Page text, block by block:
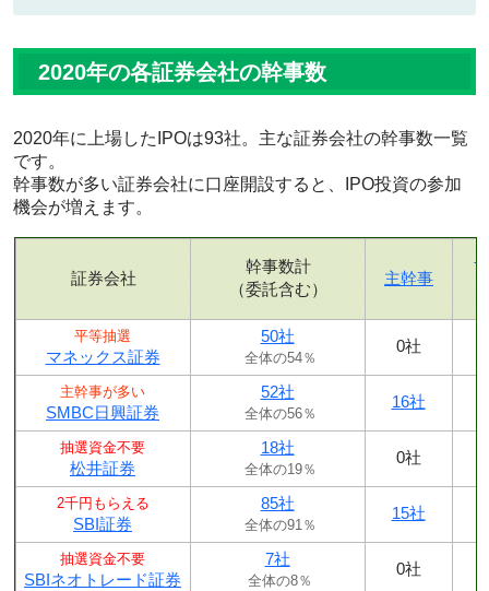
2020年の各証券会社の幹事数
2020年に上場したIPOは93社。主な証券会社の幹事数一覧
です。
幹事数が多い証券会社に口座開設すると、IPO投資の参加
機会が増えます。
証券会社
幹事数計
（委託含む）
主幹事
平等抽選
マネックス証券
50社
全体の54％
0社
主幹事が多い
SMBC日興証券
52社
全体の56％
16社
抽選資金不要
松井証券
18社
全体の19％
0社
2千円もらえる
SBI証券
85社
全体の91％
15社
抽選資金不要
SBIネオトレード証券
7社
全体の8％
0社